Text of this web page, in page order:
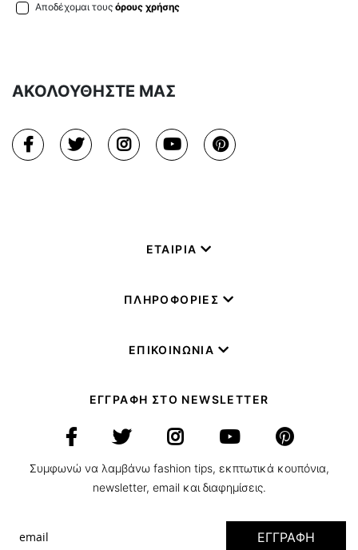
Αποδέχομαι τους όρους χρήσης
ΑΚΟΛΟΥΘΗΣΤΕ ΜΑΣ
ΕΤΑΙΡΙΑ
ΠΛΗΡΟΦΟΡΙΕΣ
ΕΠΙΚΟΙΝΩΝΙΑ
ΕΓΓΡΑΦΗ ΣΤΟ NEWSLETTER
Συμφωνώ να λαμβάνω fashion tips, εκπτωτικά κουπόνια,
newsletter, email και διαφημίσεις.
ΕΓΓΡΑΦΗ